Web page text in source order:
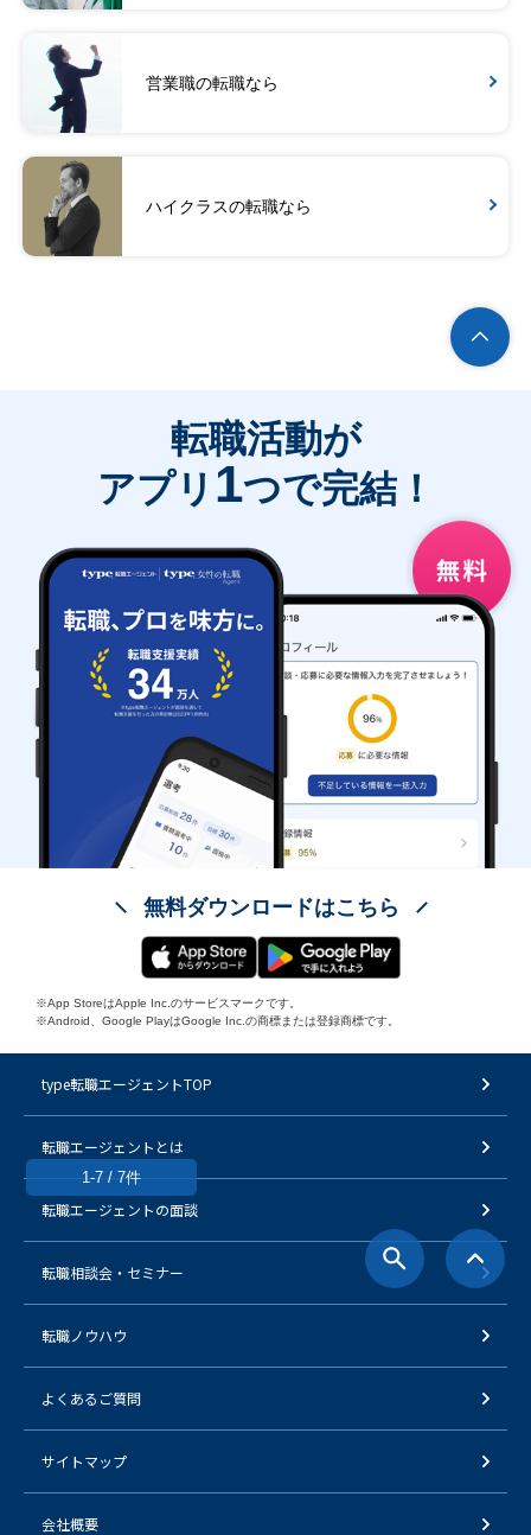
営業職の転職なら
ハイクラスの転職なら
1-7 / 7件
転職活動が
アプリ 1つで完結！
無料ダウンロードはこちら
※App StoreはApple Inc.のサービスマークです。
※Android、Google PlayはGoogle Inc.の商標または登録商標です。
type転職エージェントTOP
転職エージェントとは
転職エージェントの面談
転職相談会・セミナー
転職ノウハウ
よくあるご質問
サイトマップ
会社概要